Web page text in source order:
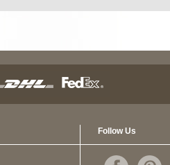
Follow Us